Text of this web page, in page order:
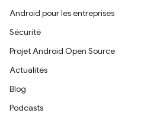
Android pour les entreprises
Sécurité
Projet Android Open Source
Actualités
Blog
Podcasts